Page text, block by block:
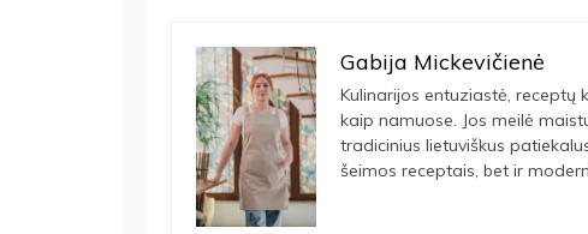
Gabija Mickevičienė
Kulinarijos entuziastė, receptų
kaip namuose. Jos meilė
tradicinius lietuviškus
šeimos receptais, bet ir